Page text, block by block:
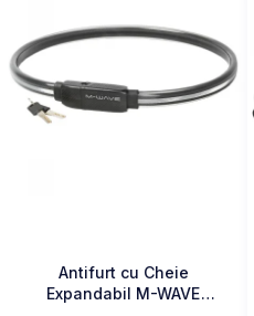
Antifurt cu Cheie
Expandabil M-WAVE